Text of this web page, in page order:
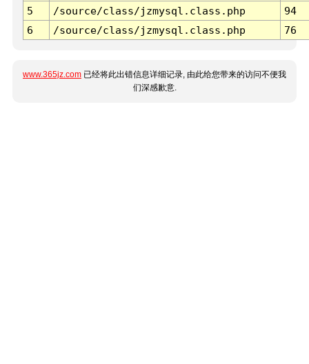
5
/source/class/jzmysql.class.php
94
6
/source/class/jzmysql.class.php 76
www.365jz.com 已经将此出错信息详细记录, 由此给您带来的访问不便我
们深感歉意.